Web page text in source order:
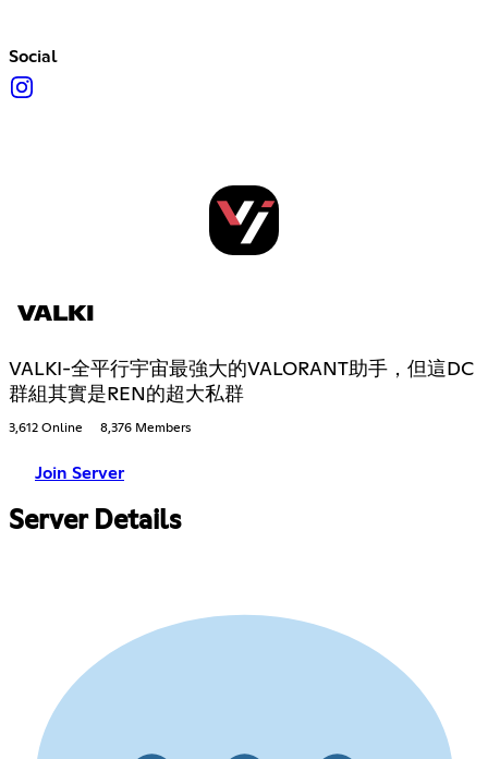
Social
VALKI
VALKI-全平行宇宙最強大的VALORANT助手，但這DC
群組其實是REN的超大私群
3,612 Online 8,376 Members
Join Server
Server Details